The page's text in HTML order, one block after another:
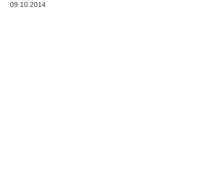
09.10.2014